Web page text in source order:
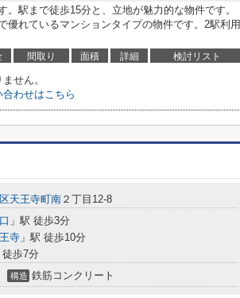
。駅まで徒歩15分と、立地が魅力的な物件です。
優れているマンションタイプの物件です。2駅利用
間取り 面積 詳細 検討リスト
せん。
わせはこちら
天王寺町南 ２丁目12-8
」駅 徒歩3分
寺 」駅 徒歩10分
徒歩7分
構造 鉄筋コンクリート